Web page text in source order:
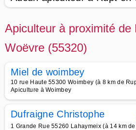
Apiculteur à proximité de
Woëvre (55320)
Miel de woimbey
10 rue Haute 55300 Woimbey (à 8 km de
Apiculture à Woimbey
Dufraigne Christophe
1 Grande Rue 55260 Lahaymeix (à 14 km